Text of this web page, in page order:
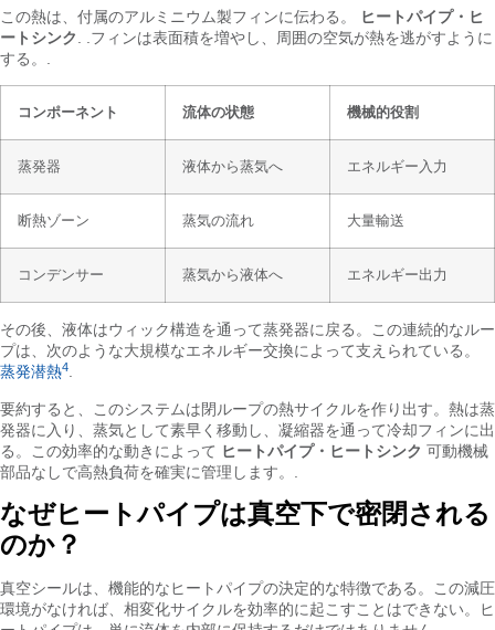
この熱は、付属のアルミニウム製フィンに伝わる。
ヒートパイプ・ヒ
ートシンク
. .フィンは表面積を増やし、周囲の空気が熱を逃がすように
する。.
コンポーネント 流体の状態 機械的役割
蒸発器 液体から蒸気へ エネルギー入力
断熱ゾーン 蒸気の流れ 大量輸送
コンデンサー 蒸気から液体へ エネルギー出力
その後、液体はウィック構造を通って蒸発器に戻る。この連続的なルー
プは、次のような大規模なエネルギー交換によって支えられている。
蒸発潜熱4.
要約すると、このシステムは閉ループの熱サイクルを作り出す。熱は蒸
発器に入り、蒸気として素早く移動し、凝縮器を通って冷却フィンに出
る。この効率的な動きによって ヒートパイプ・ヒートシンク 可動機械
部品なしで高熱負荷を確実に管理します。.
なぜヒートパイプは真空下で密閉される
のか？
真空シールは、機能的なヒートパイプの決定的な特徴である。この減圧
環境がなければ、相変化サイクルを効率的に起こすことはできない。ヒ